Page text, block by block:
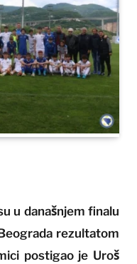
u današnjem finalu
rezultatom
postigao je Uroš